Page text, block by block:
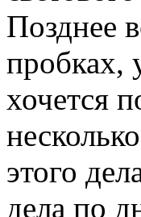
Позднее
пробках,
хочется
этого
дела по